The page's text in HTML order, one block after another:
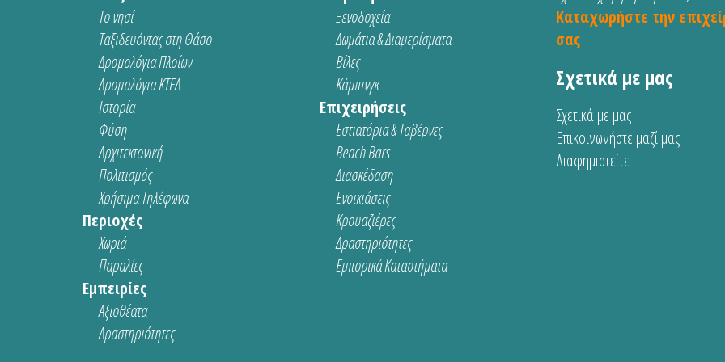
Το νησί
Ταξιδευόντας στη Θάσο
Δρομολόγια Πλοίων
Δρομολόγια ΚΤΕΛ
Ιστορία
Φύση
Αρχιτεκτονική
Πολιτισμός
Χρήσιμα Τηλέφωνα
Περιοχές
Χωριά
Παραλίες
Εμπειρίες
Αξιοθέατα
Δραστηριότητες
Ξενοδοχεία
Δωμάτια & Διαμερίσματα
Βίλες
Κάμπινγκ
Επιχειρήσεις
Εστιατόρια & Ταβέρνες
Beach Bars
Διασκέδαση
Ενοικιάσεις
Κρουαζιέρες
Δραστηριότητες
Εμπορικά Καταστήματα
Καταχωρήστε την
σας
Σχετικά με μας
Σχετικά με μας
Επικοινωνήστε μαζί μας
Διαφημιστείτε